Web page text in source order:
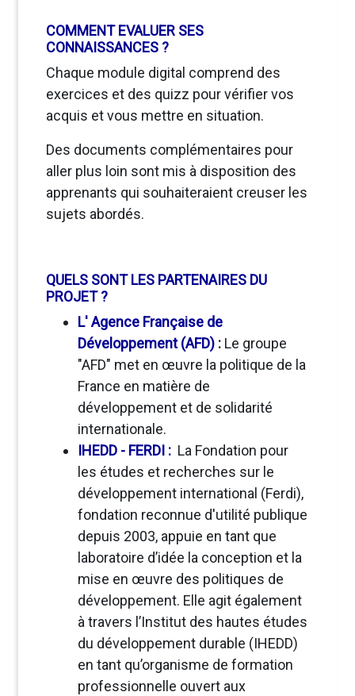
COMMENT EVALUER SES
CONNAISSANCES ?
Chaque module digital comprend des
exercices et des quizz pour vérifier vos
acquis et vous mettre en situation.
Des documents complémentaires pour
aller plus loin sont mis à disposition des
apprenants qui souhaiteraient creuser les
sujets abordés.
QUELS SONT LES PARTENAIRES DU
PROJET ?
L' Agence Française de
Développement (AFD) : Le groupe
"AFD" met en œuvre la politique de la
France en matière de
développement et de solidarité
internationale.
IHEDD - FERDI : La Fondation pour
les études et recherches sur le
développement international (Ferdi),
fondation reconnue d'utilité publique
depuis 2003, appuie en tant que
laboratoire d’idée la conception et la
mise en œuvre des politiques de
développement. Elle agit également
à travers l’Institut des hautes études
du développement durable (IHEDD)
en tant qu’organisme de formation
professionnelle ouvert aux